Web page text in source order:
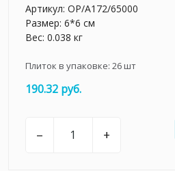
Артикул: OP/A172/65000
Размер: 6*6 см
Вес: 0.038 кг
Плиток в упаковке: 26шт
190.32 руб.
– +